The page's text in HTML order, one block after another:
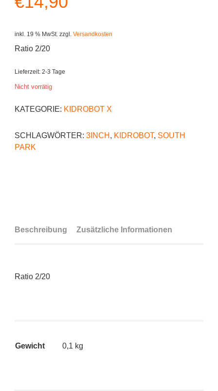
inkl. 19 % MwSt. zzgl. Versandkosten
Ratio 2/20
Lieferzeit: 2-3 Tage
Nicht vorrätig
KATEGORIE: KIDROBOT X
SCHLAGWÖRTER: 3INCH , KIDROBOT, SOUTH
PARK
Beschreibung Zusätzliche Informationen
Ratio 2/20
Gewicht 0,1 kg